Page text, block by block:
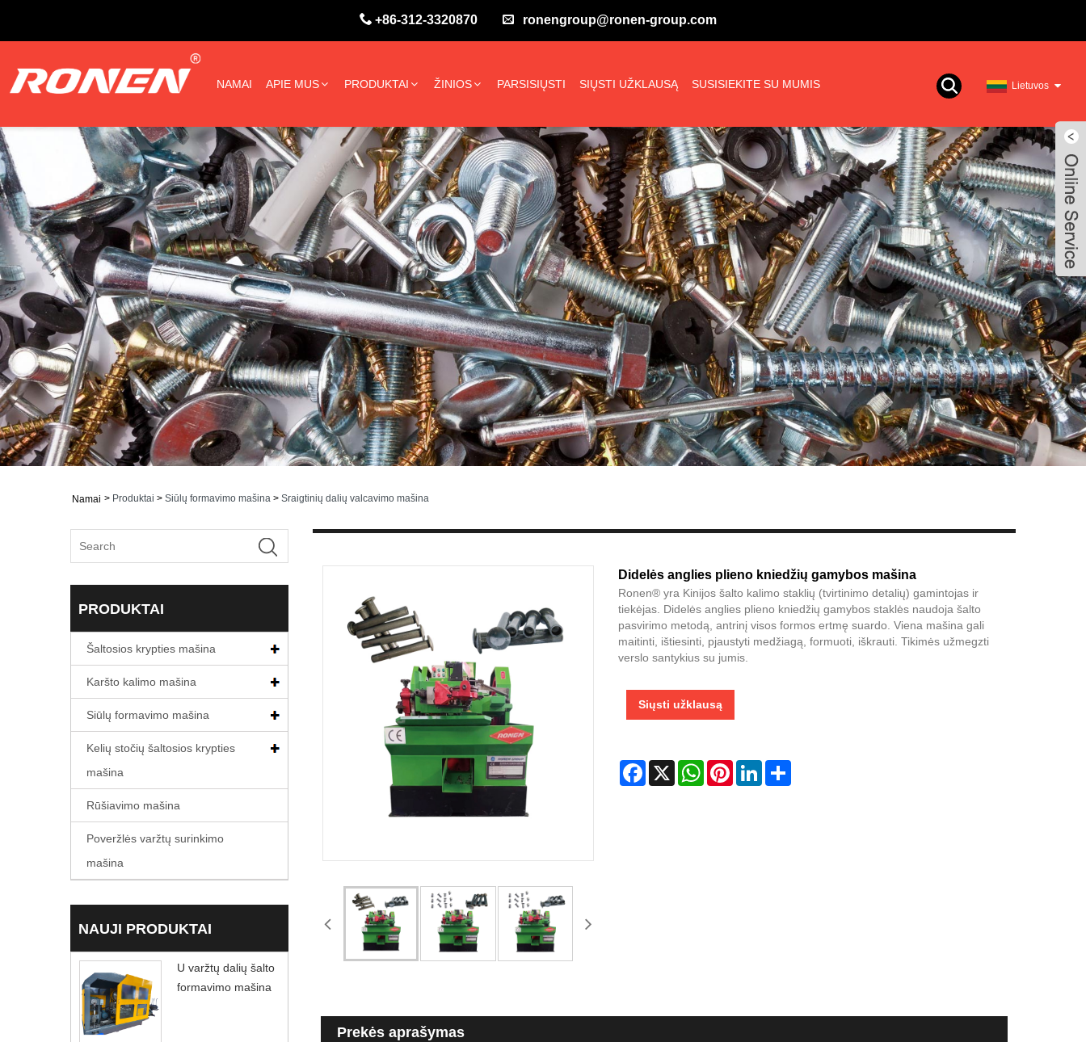
+86-312-3320870 ronengroup@ronen-group.com
Lietuvos
NAMAI APIE MUS PRODUKTAI ŽINIOS PARSISIŲSTI SIŲSTI UŽKLAUSĄ SUSISIEKITE SU MUMIS
Namai > Produktai > Siūlų formavimo mašina > Sraigtinių dalių valcavimo mašina
PRODUKTAI
Šaltosios krypties mašina
Karšto kalimo mašina
Siūlų formavimo mašina
Kelių stočių šaltosios krypties
mašina
Rūšiavimo mašina
Poveržlės varžtų surinkimo
mašina
NAUJI PRODUKTAI
U varžtų dalių šalto
formavimo mašina
Didelės anglies plieno kniedžių gamybos mašina
Ronen® yra Kinijos šalto kalimo staklių (tvirtinimo detalių) gamintojas ir
tiekėjas. Didelės anglies plieno kniedžių gamybos staklės naudoja šalto
pasvirimo metodą, antrinį visos formos ertmę suardo. Viena mašina gali
maitinti, ištiesinti, pjaustyti medžiagą, formuoti, iškrauti. Tikimės užmegzti
verslo santykius su jumis.
Siųsti užklausą
Facebook
X WhatsAppPinterestLinkedInShare
Prekės aprašymas